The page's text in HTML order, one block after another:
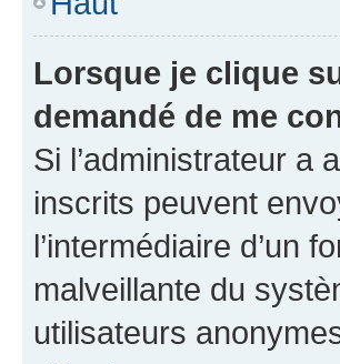
Lorsque je clique
demandé de me
Si l’administrateur a
inscrits peuvent
l’intermédiaire d’un
malveillante du
utilisateurs